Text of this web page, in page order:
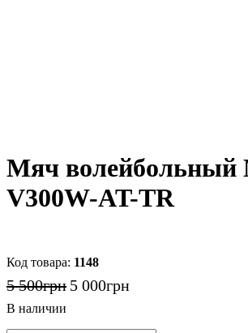
Мяч волейбольный
V300W-AT-TR
1148
5 500грн 5 000грн